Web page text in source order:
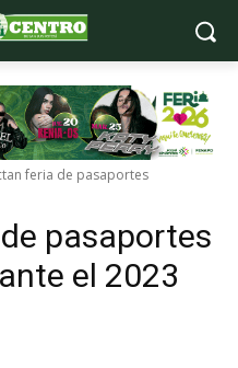
feria de pasaportes
pasaportes
el 2023